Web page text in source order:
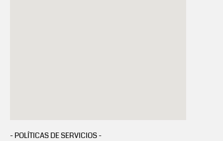
- POLÍTICAS DE SERVICIOS -